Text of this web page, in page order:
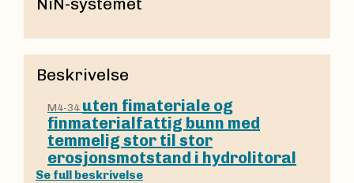
Beskrivelse
M4-34 uten fimateriale og
finmaterialfattig bunn med
temmelig stor til stor
erosjonsmotstand i hydrolitoral
Se full beskrivelse